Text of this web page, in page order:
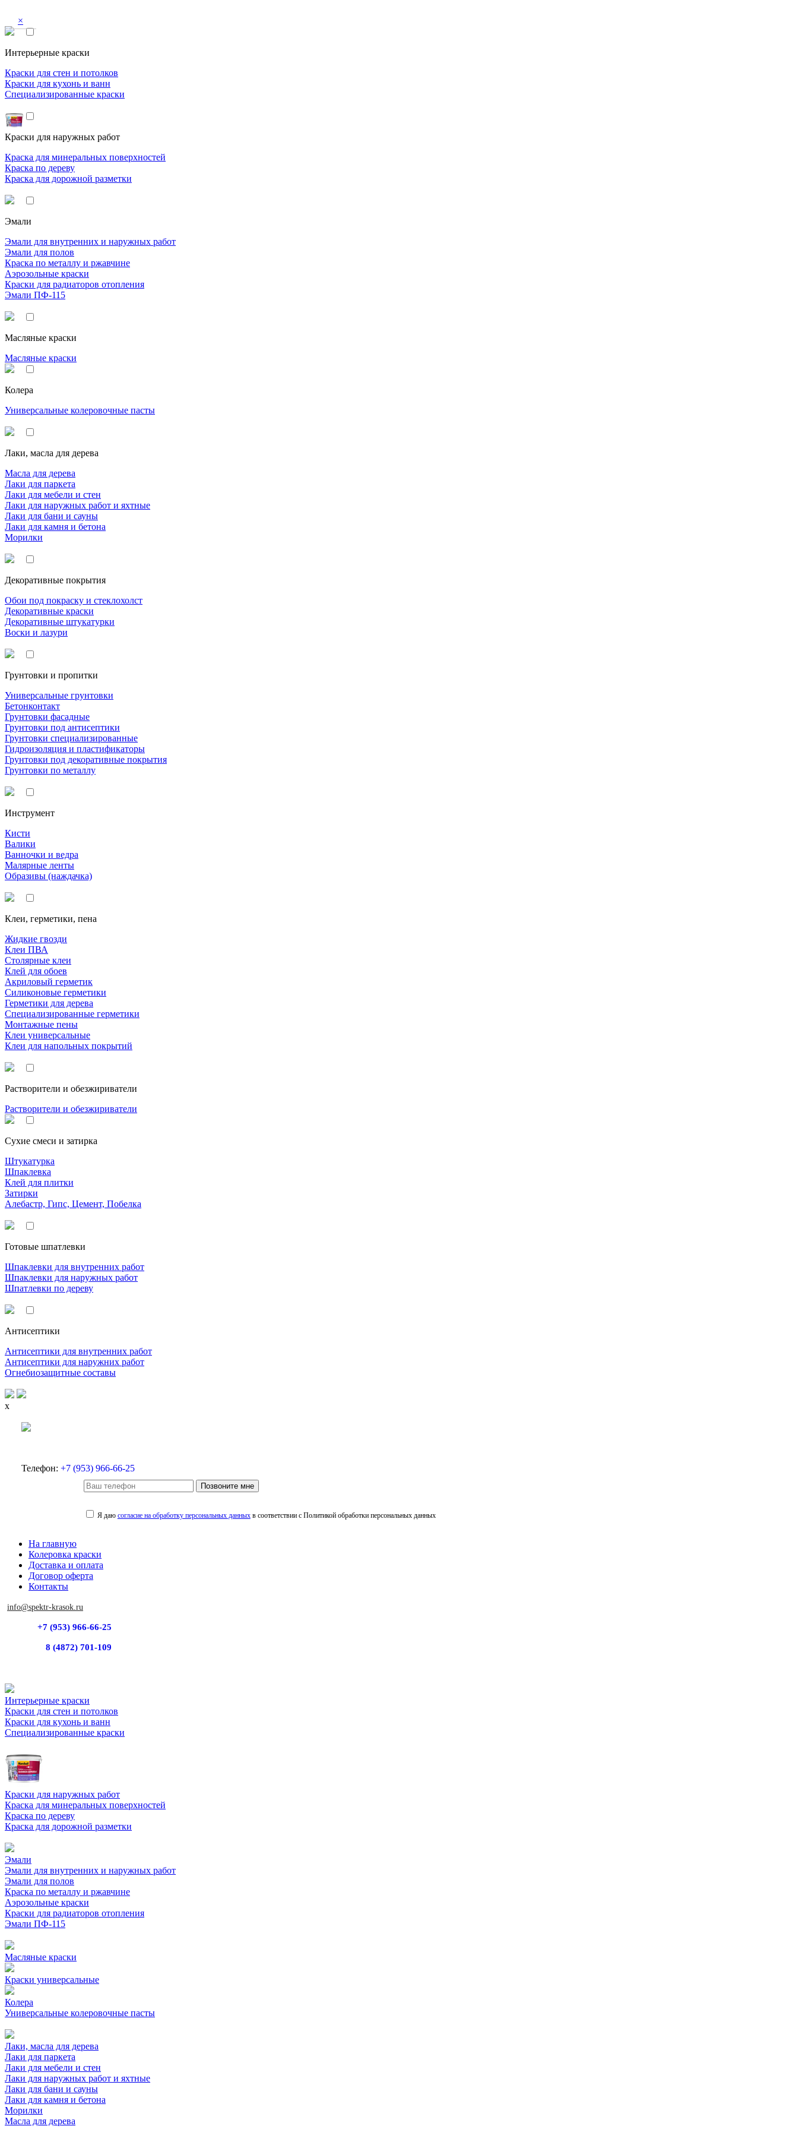
×
Интерьерные краски
Краски для стен и потолков
Краски для кухонь и ванн
Специализированные краски
Краски для наружных работ
Краска для минеральных поверхностей
Краска по дереву
Краска для дорожной разметки
Эмали
Эмали для внутренних и наружных работ
Эмали для полов
Краска по металлу и ржавчине
Аэрозольные краски
Краски для радиаторов отопления
Эмали ПФ-115
Масляные краски
Масляные краски
Колера
Универсальные колеровочные пасты
Лаки, масла для дерева
Масла для дерева
Лаки для паркета
Лаки для мебели и стен
Лаки для наружных работ и яхтные
Лаки для бани и сауны
Лаки для камня и бетона
Морилки
Декоративные покрытия
Обои под покраску и стеклохолст
Декоративные краски
Декоративные штукатурки
Воски и лазури
Грунтовки и пропитки
Универсальные грунтовки
Бетонконтакт
Грунтовки фасадные
Грунтовки под антисептики
Грунтовки специализированные
Гидроизоляция и пластификаторы
Грунтовки под декоративные покрытия
Грунтовки по металлу
Инструмент
Кисти
Валики
Ванночки и ведра
Малярные ленты
Образивы (наждачка)
Клеи, герметики, пена
Жидкие гвозди
Клеи ПВА
Столярные клеи
Клей для обоев
Акриловый герметик
Силиконовые герметики
Герметики для дерева
Специализированные герметики
Монтажные пены
Клеи универсальные
Клеи для напольных покрытий
Растворители и обезжириватели
Растворители и обезжириватели
Сухие смеси и затирка
Штукатурка
Шпаклевка
Клей для плитки
Затирки
Алебастр, Гипс, Цемент, Побелка
Готовые шпатлевки
Шпаклевки для внутренних работ
Шпаклевки для наружных работ
Шпатлевки по дереву
Антисептики
Антисептики для внутренних работ
Антисептики для наружних работ
Огнебиозащитные составы
x
Телефон: +7 (953) 966-66-25
Позвоните мне
Я даю согласие на обработку персональных данныхв соответствии с Политикой обработки персональных данных
На главную
Колеровка краски
Доставка и оплата
Договор оферта
Контакты
info@spektr-krasok.ru
+7 (953) 966-66-25
8 (4872) 701-109
Интерьерные краски
Краски для стен и потолков
Краски для кухонь и ванн
Специализированные краски
Краски для наружных работ
Краска для минеральных поверхностей
Краска по дереву
Краска для дорожной разметки
Эмали
Эмали для внутренних и наружных работ
Эмали для полов
Краска по металлу и ржавчине
Аэрозольные краски
Краски для радиаторов отопления
Эмали ПФ-115
Масляные краски
Краски универсальные
Колера
Универсальные колеровочные пасты
Лаки, масла для дерева
Лаки для паркета
Лаки для мебели и стен
Лаки для наружных работ и яхтные
Лаки для бани и сауны
Лаки для камня и бетона
Морилки
Масла для дерева